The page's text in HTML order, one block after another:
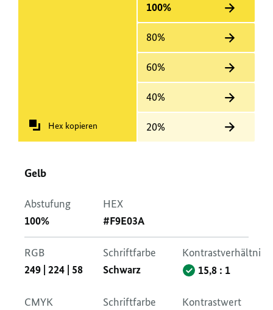
Hex kopieren
100%
80%
60%
40%
20%
Gelb
Abstufung
100%
HEX
#F9E03A
RGB
249 224 58
Schriftfarbe
Schwarz
Kontrastverhältnis
15,8 : 1
CMYK Schriftfarbe Kontrastwert